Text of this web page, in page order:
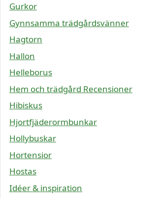
Gurkor
Gynnsamma trädgårdsvänner
Hagtorn
Hallon
Helleborus
Hem och trädgård Recensioner
Hibiskus
Hjortfjäderormbunkar
Hollybuskar
Hortensior
Hostas
Idéer & inspiration